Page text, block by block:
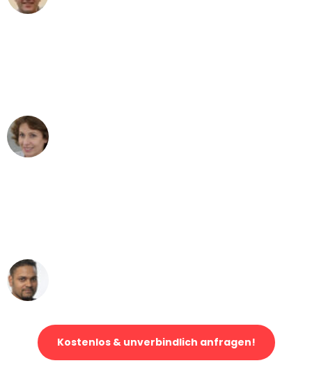
Kostenlos & unverbindlich anfragen!